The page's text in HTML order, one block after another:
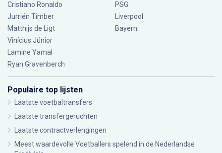
Cristiano Ronaldo
Jurriën Timber
Matthijs de Ligt
Vinícius Júnior
Lamine Yamal
Ryan Gravenberch
PSG
Liverpool
Bayern
Populaire top lijsten
Laatste voetbaltransfers
Laatste transfergeruchten
Laatste contractverlengingen
Meest waardevolle Voetballers spelend in de Nederlandse